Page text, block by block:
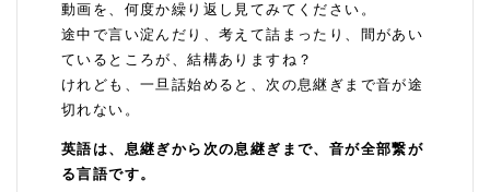
動画を、何度か繰り返し見てみてください。
途中で言い淀んだり、考えて詰まったり、間があい
ているところが、結構ありますね？
けれども、一旦話始めると、次の息継ぎまで音が途
切れない。
英語は、息継ぎから次の息継ぎまで、音が全部繋が
る言語です。